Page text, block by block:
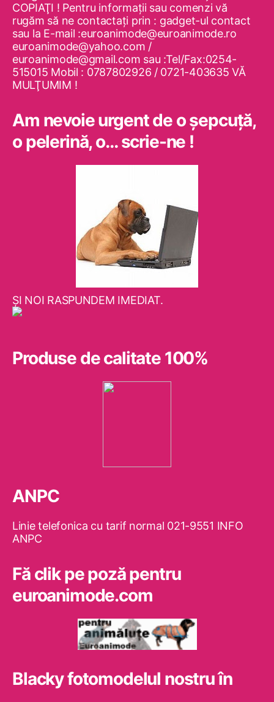
COPIAŢI ! Pentru informaţii sau comenzi vă
rugăm să ne contactaţi prin : gadget-ul contact
sau la E-mail :euroanimode@euroanimode.ro
euroanimode@yahoo.com /
euroanimode@gmail.com sau :Tel/Fax:0254-
515015 Mobil : 0787802926 / 0721-403635 VĂ
MULŢUMIM !
Am nevoie urgent de o şepcuţă,
o pelerină, o… scrie-ne !
ŞI NOI RASPUNDEM IMEDIAT.
Produse de calitate 100%
ANPC
Linie telefonica cu tarif normal 021-9551 INFO
ANPC
Fă clik pe poză pentru
euroanimode.com
Blacky fotomodelul nostru în